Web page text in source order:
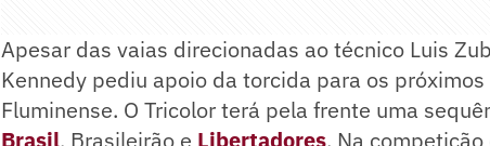
Apesar das vaias direcionadas ao técnico Luis
Kennedy pediu apoio da torcida para os
Fluminense. O Tricolor terá pela frente uma